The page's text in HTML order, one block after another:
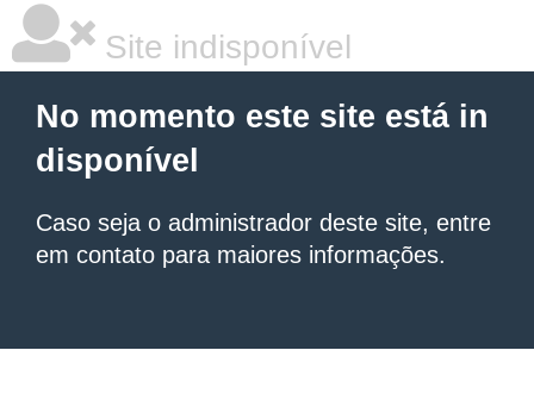
Site indisponível
No momento este site está in
disponível
Caso seja o administrador deste site, entre
em contato para maiores informações.